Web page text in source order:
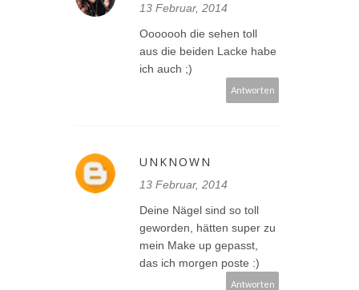
13 Februar, 2014
Ooooooh die sehen toll
aus die beiden Lacke habe
ich auch ;)
Antworten
UNKNOWN
13 Februar, 2014
Deine Nägel sind so toll
geworden, hätten super zu
mein Make up gepasst,
das ich morgen poste :)
Antworten